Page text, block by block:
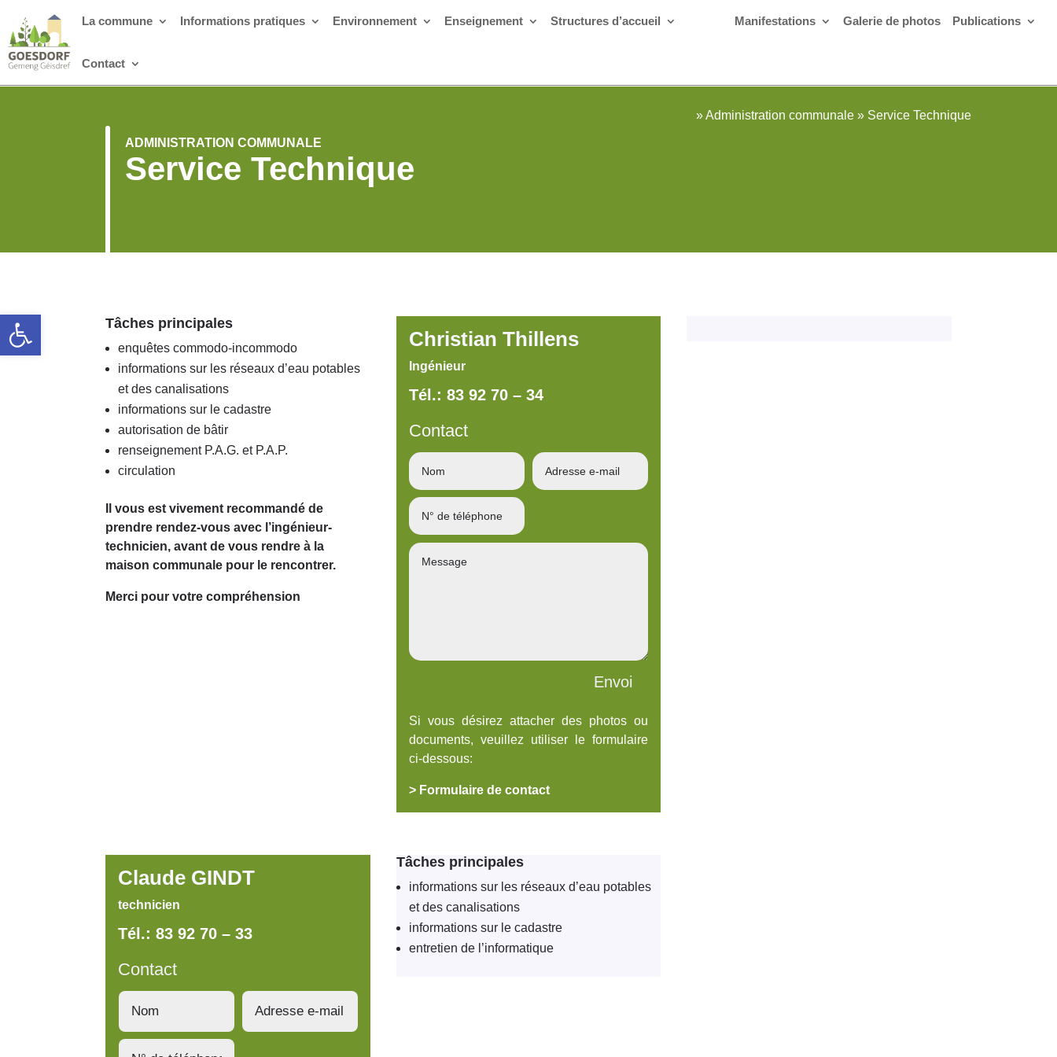
La commune Informations pratiques Environnement Enseignement Structures d’accueil Manifestations Galerie de photos Publications
Contact
ADMINISTRATION COMMUNALE
Service Technique
»Administration communale » Service Technique
Tâches principales
enquêtes commodo-incommodo
informations sur les réseaux d’eau potables
et des canalisations
informations sur le cadastre
autorisation de bâtir
renseignement P.A.G. et P.A.P.
circulation
Il vous est vivement recommandé de
prendre rendez-vous avec l’ingénieur-
technicien, avant de vous rendre à la
maison communale pour le rencontrer.
Merci pour votre compréhension
Christian Thillens
Ingénieur
Tél.: 83 92 70 – 34
Contact
Envoi
Si vous désirez attacher des photos ou
documents, veuillez utiliser le formulaire
ci-dessous:
> Formulaire de contact
Claude GINDT
technicien
Tél.: 83 92 70 – 33
Contact
Tâches principales
informations sur les réseaux d’eau potables
et des canalisations
informations sur le cadastre
entretien de l’informatique
Ouvrir la barre d’outils